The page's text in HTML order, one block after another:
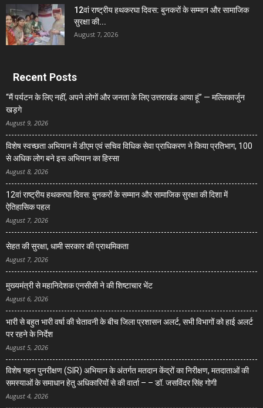
12वां राष्ट्रीय हथकरघा दिवस: बुनकरों के सम्मान और सामाजिक
सुरक्षा की...
August 7, 2026
Recent Posts
“मैं पर्यटन के लिए नहीं, अपने लोगों और जनता के लिए उत्तराखंड आया हूं” — मल्लिकार्जुन
खड़गे
August 9, 2026
विशेष स्वच्छता अभियान में डीएम एवं सचिव विधिक सेवा प्राधिकरण ने किया प्रतिभाग, 100
से अधिक लोग बने इस अभियान का हिस्सा
August 8, 2026
12वां राष्ट्रीय हथकरघा दिवस: बुनकरों के सम्मान और सामाजिक सुरक्षा की दिशा में
ऐतिहासिक पहल
August 7, 2026
सेहत की सुरक्षा, धामी सरकार की प्राथमिकता
August 7, 2026
मुख्यमंत्री से महानिदेशक एनसीसी ने की शिष्टाचार भेंट
August 6, 2026
भारी से बहुत भारी वर्षा की चेतावनी के बीच जिला प्रशासन अलर्ट, सभी विभागों को हाई अलर्ट
पर रहने के निर्देश
August 5, 2026
विशेष गहन पुनरीक्षण (SIR) अभियान के अंतर्गत मतदान केंद्रों का निरीक्षण, मतदाताओं की
समस्याओं के समाधान हेतु अधिकारियों से की वार्ता – – डॉ. जसविंदर सिंह गोगी
August 4, 2026